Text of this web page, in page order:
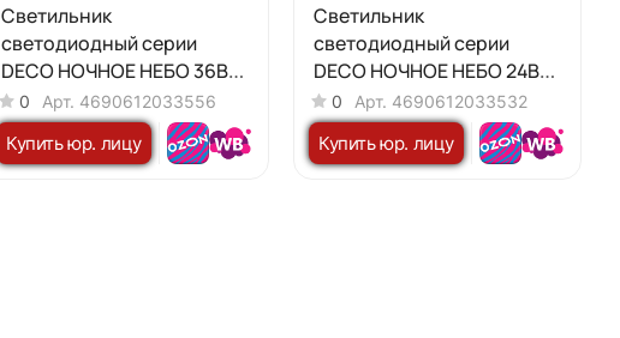
Светильник
светодиодный серии
DECO НОЧНОЕ НЕБО 36Вт
230В 4000К 3240Лм
380х55мм IN HOME
0 Арт. 4690612033556
Купить юр. лицу
Светильник
светодиодный серии
DECO НОЧНОЕ НЕБО 24Вт
230В 6500К 2160Лм
330х55мм IN HOME
0 Арт. 4690612033532
Купить юр. лицу